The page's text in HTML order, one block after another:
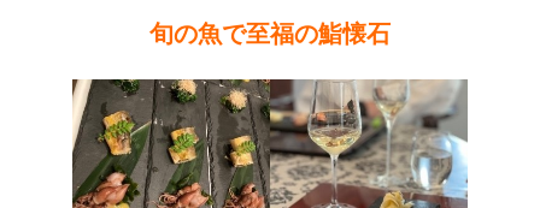
旬の魚で至福の鮨懐石